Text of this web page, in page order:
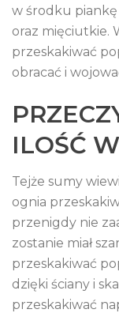
w środku piankę
oraz mięciutkie.
przeskakiwać
obracać i
ILOŚĆ
Tejże sumy
ognia
przenigdy nie
zostanie miał
przeskakiwać
dzięki ściany i
przeskakiwać